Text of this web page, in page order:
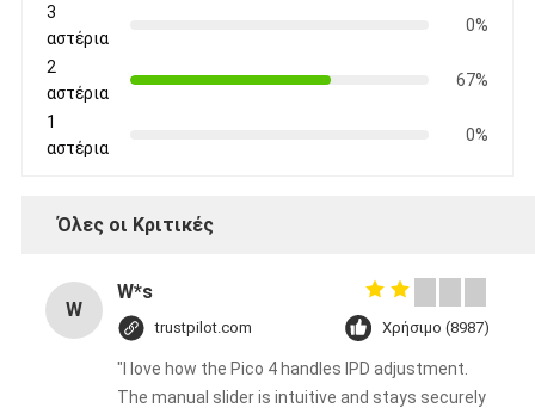
3
αστέρια
0%
2
αστέρια
67%
1
αστέρια
0%
Όλες οι Κριτικές
W
W*s
trustpilot.com Χρήσιμο (8987)
"I love how the Pico 4 handles IPD adjustment.
The manual slider is intuitive and stays securely